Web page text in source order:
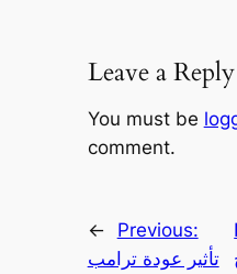
Leave a Reply
You must be
comment.
←
Previous:
تأثير عودة ترامب